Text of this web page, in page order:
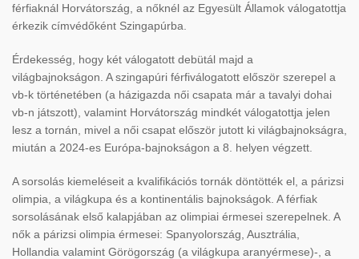
férfiaknál Horvátország, a nőknél az Egyesült Államok válogatottja
érkezik címvédőként Szingapúrba.
Érdekesség, hogy két válogatott debütál majd a
világbajnokságon. A szingapúri férfiválogatott először szerepel a
vb-k történetében (a házigazda női csapata már a tavalyi dohai
vb-n játszott), valamint Horvátország mindkét válogatottja jelen
lesz a tornán, mivel a női csapat először jutott ki világbajnokságra,
miután a 2024-es Európa-bajnokságon a 8. helyen végzett.
A sorsolás kiemeléseit a kvalifikációs tornák döntötték el, a párizsi
olimpia, a világkupa és a kontinentális bajnokságok. A férfiak
sorsolásának első kalapjában az olimpiai érmesei szerepelnek. A
nők a párizsi olimpia érmesei: Spanyolország, Ausztrália,
Hollandia valamint Görögország (a világkupa aranyérmese)-, a